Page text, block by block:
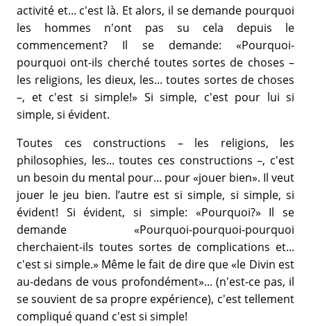
activité et... c'est là. Et alors, il se demande pourquoi
les hommes n'ont pas su cela depuis le
commencement? Il se demande: «Pourquoi-
pourquoi ont-ils cherché toutes sortes de choses –
les religions, les dieux, les... toutes sortes de choses
–, et c'est si simple!» Si simple, c'est pour lui si
simple, si évident.
Toutes ces constructions – les religions, les
philosophies, les... toutes ces constructions –, c'est
un besoin du mental pour... pour «jouer bien». Il veut
jouer le jeu bien. l’autre est si simple, si simple, si
évident! Si évident, si simple: «Pourquoi?» Il se
demande «Pourquoi-pourquoi-pourquoi
cherchaient-ils toutes sortes de complications et...
c'est si simple.» Même le fait de dire que «le Divin est
au-dedans de vous profondément»... (n'est-ce pas, il
se souvient de sa propre expérience), c'est tellement
compliqué quand c'est si simple!